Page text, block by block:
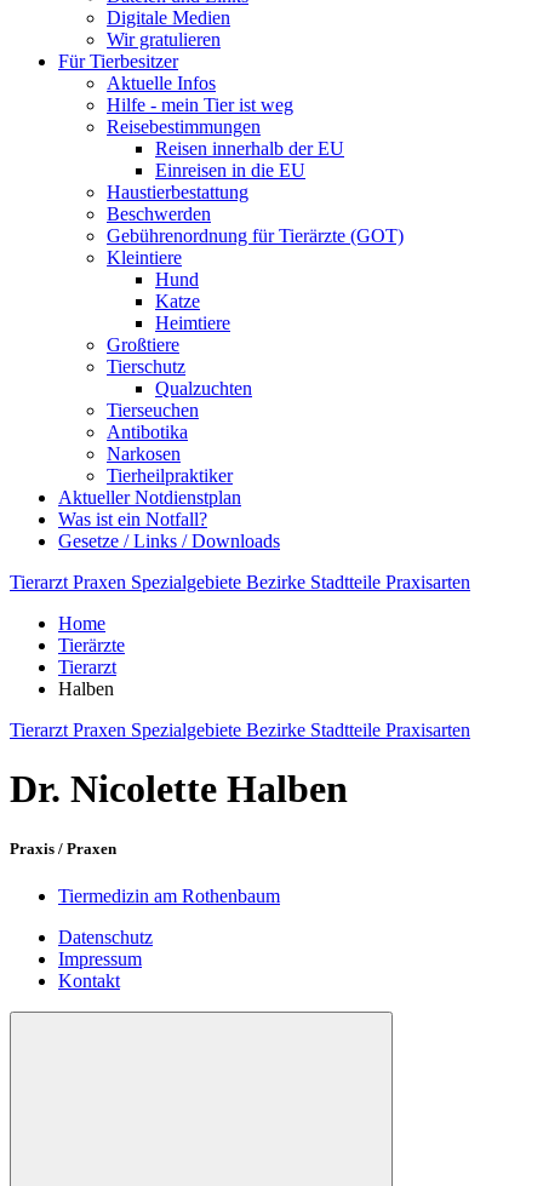
Digitale Medien
Wir gratulieren
Für Tierbesitzer
Aktuelle Infos
Hilfe - mein Tier ist weg
Reisebestimmungen
Reisen innerhalb der EU
Einreisen in die EU
Haustierbestattung
Beschwerden
Gebührenordnung für Tierärzte (GOT)
Kleintiere
Hund
Katze
Heimtiere
Großtiere
Tierschutz
Qualzuchten
Tierseuchen
Antibotika
Narkosen
Tierheilpraktiker
Aktueller Notdienstplan
Was ist ein Notfall?
Gesetze / Links / Downloads
Tierarzt Praxen Spezialgebiete Bezirke Stadtteile Praxisarten
Home
Tierärzte
Tierarzt
Halben
Tierarzt Praxen Spezialgebiete Bezirke Stadtteile Praxisarten
Dr. Nicolette Halben
Praxis / Praxen
Tiermedizin am Rothenbaum
Datenschutz
Impressum
Kontakt